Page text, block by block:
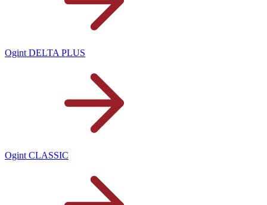
Ogint DELTA PLUS
Ogint CLASSIC